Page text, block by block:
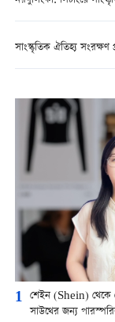
সাংস্কৃতিক ঐতিহ্য সংরক্ষণ
1 শেইন (Shein) থেকে
সাউথের জন্য